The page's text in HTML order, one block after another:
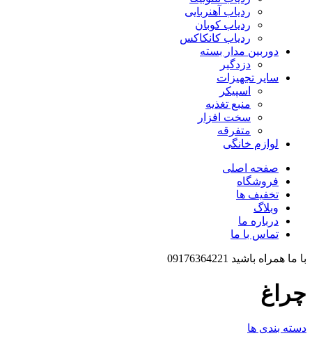
ردیاب آهنربایی
ردیاب کوبان
ردیاب کانکاکس
دوربین مدار بسته
دزدگیر
سایر تجهیزات
اسپیکر
منبع تغذیه
سخت افزار
متفرقه
لوازم خانگی
صفحه اصلی
فروشگاه
تخفیف ها
وبلاگ
درباره ما
تماس با ما
با ما همراه باشید 09176364221
چراغ
دسته بندی ها